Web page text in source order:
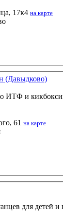
17к4 на карте
(Давыдково)
ИТФ и
61 на карте
для детей